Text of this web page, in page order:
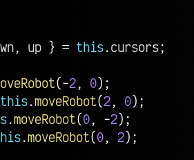
, up } = this.cursors;
(-2, 0) ;
this.moveRobot(2, 0) ;
.moveRobot(0, -2) ;
.moveRobot(0, 2) ;